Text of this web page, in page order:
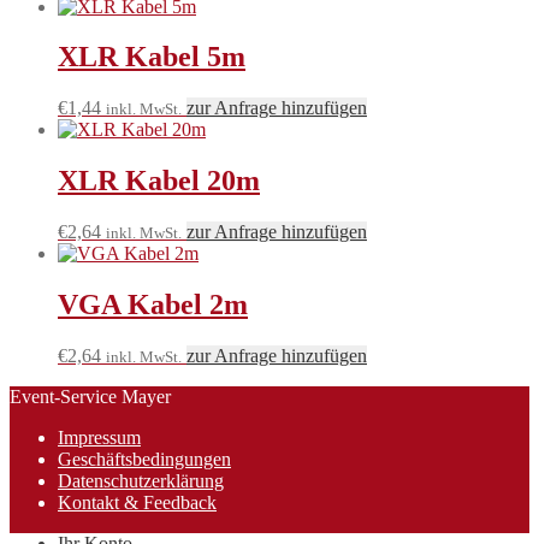
XLR Kabel 5m
€1,44 inkl. MwSt. zur Anfrage hinzufügen
XLR Kabel 20m
€2,64 inkl. MwSt. zur Anfrage hinzufügen
VGA Kabel 2m
€2,64 inkl. MwSt. zur Anfrage hinzufügen
Event-Service Mayer
Impressum
Geschäftsbedingungen
Datenschutzerklärung
Kontakt & Feedback